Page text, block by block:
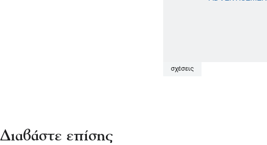
σχέσεις
Διαβάστε επίσης